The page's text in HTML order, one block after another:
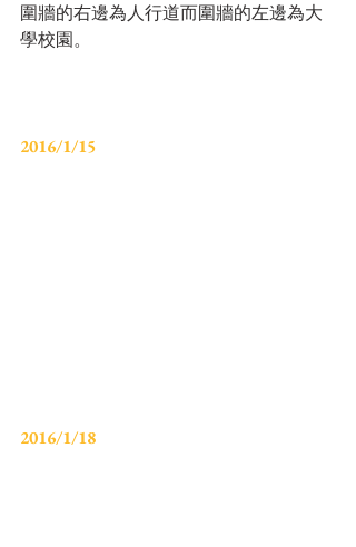
圍牆的右邊為人行道而圍牆的左邊為大
學校園。
2016/1/15
2016/1/18